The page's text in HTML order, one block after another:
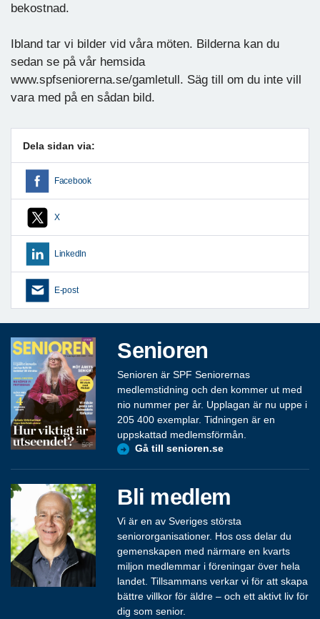
bekostnad.
Ibland tar vi bilder vid våra möten. Bilderna kan du
sedan se på vår hemsida
www.spfseniorerna.se/gamletull. Säg till om du inte vill
vara med på en sådan bild.
Dela sidan via:
Facebook
X
LinkedIn
E-post
Senioren
Senioren är SPF Seniorernas
medlemstidning och den kommer ut med
nio nummer per år. Upplagan är nu uppe i
205 400 exemplar. Tidningen är en
uppskattad medlemsförmån.
Gå till senioren.se
Bli medlem
Vi är en av Sveriges största
seniororganisationer. Hos oss delar du
gemenskapen med närmare en kvarts
miljon medlemmar i föreningar över hela
landet. Tillsammans verkar vi för att skapa
bättre villkor för äldre – och ett aktivt liv för
dig som senior.